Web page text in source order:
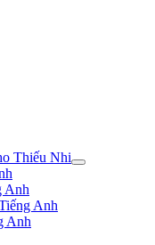
Thiếu Nhi
Anh
Anh
Anh